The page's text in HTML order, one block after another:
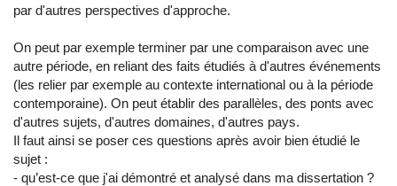
par d'autres perspectives d'approche.
On peut par exemple terminer par une comparaison avec une
autre période, en reliant des faits étudiés à d'autres événements
(les relier par exemple au contexte international ou à la période
contemporaine). On peut établir des parallèles, des ponts avec
d'autres sujets, d'autres domaines, d'autres pays.
Il faut ainsi se poser ces questions après avoir bien étudié le
sujet :
- qu’est-ce que j'ai démontré et analysé dans ma dissertation ?